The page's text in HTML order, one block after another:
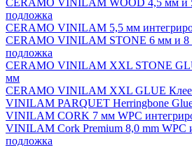
CERAMO VINILAM WOOD 4,5 мм и
подложка
CERAMO VINILAM 5,5 мм
CERAMO VINILAM STONE 6 мм и 8
подложка
CERAMO VINILAM XXL STONE
мм
CERAMO VINILAM XXL GLUE
VINILAM PARQUET Herringbone Glue
VINILAM CORK 7 мм WPC
VINILAM Cork Premium 8,0 mm WPC
подложка